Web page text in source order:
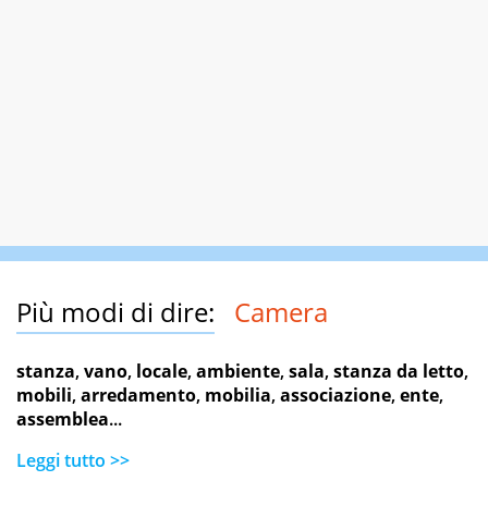
Più modi di dire: Camera
stanza,vano, locale,ambiente,sala,stanza da letto,
mobili,arredamento, mobilia,associazione,ente,
assemblea...
Leggi tutto >>